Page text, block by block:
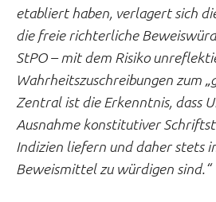
etabliert haben, verlagert sich
die freie richterliche
StPO – mit dem Risiko
Wahrheitszuschreibungen zum
Zentral ist die Erkenntnis, dass
Ausnahme konstitutiver
Indizien liefern und daher stets
Beweismittel zu würdigen sind.“